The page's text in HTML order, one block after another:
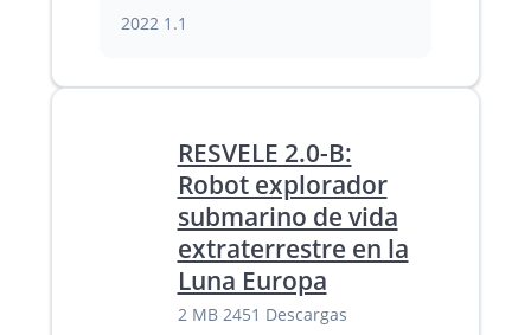
2022 1.1
RESVELE 2.0-B:
Robot explorador
submarino de vida
extraterrestre en la
Luna Europa
2 MB 2451 Descargas